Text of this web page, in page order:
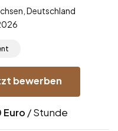
Deutschland
bewerben
Euro / Stunde